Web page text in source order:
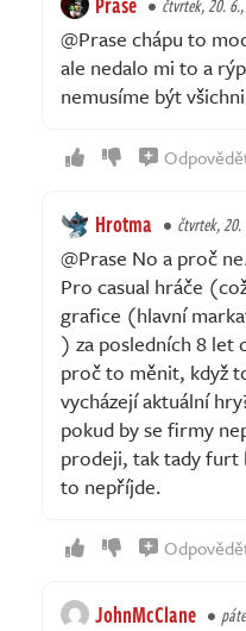
@Prase chápu to
ale nedalo mi to a
nemusíme být
Hrotma čtvrtek,
@Prase No a proč
Pro casual hráče
grafice (hlavní
) za posledních 8 let
proč to měnit, když
vycházejí aktuální
pokud by se firmy
prodeji, tak tady furt
to nepříjde.
JohnMcClane